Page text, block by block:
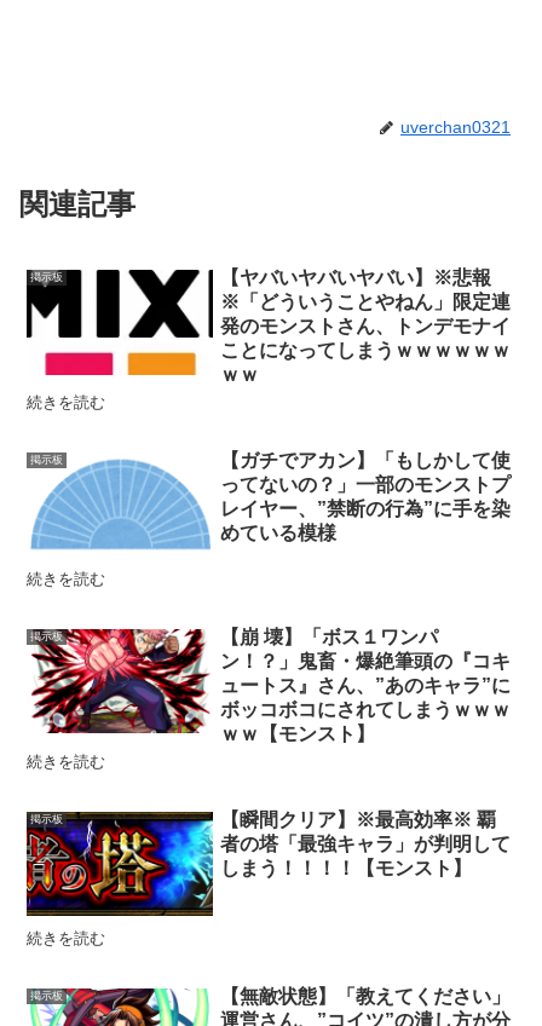
uverchan0321
関連記事
掲示板
【ヤバいヤバいヤバい】※悲報
※「どういうことやねん」限定連
発のモンストさん、トンデモナイ
ことになってしまうｗｗｗｗｗｗ
ｗｗ
続きを読む
掲示板
【ガチでアカン】「もしかして使
ってないの？」一部のモンストプ
レイヤー、”禁断の行為”に手を染
めている模様
続きを読む
掲示板
【崩 壊】「ボス１ワンパ
ン！？」鬼畜・爆絶筆頭の『コキ
ュートス』さん、”あのキャラ”に
ボッコボコにされてしまうｗｗｗ
ｗｗ【モンスト】
続きを読む
掲示板
【瞬間クリア】※最高効率※ 覇
者の塔「最強キャラ」が判明して
しまう！！！！【モンスト】
続きを読む
掲示板
【無敵状態】「教えてください」
運営さん、”コイツ”の潰し方が分